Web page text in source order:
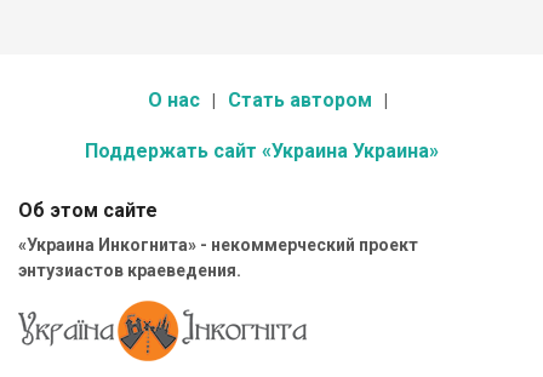
О нас Стать автором
Поддержать сайт «Украина Украина»
Об этом сайте
«Украина Инкогнита» - некоммерческий проект
энтузиастов краеведения.